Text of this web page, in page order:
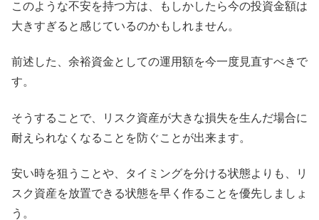
このような不安を持つ方は、もしかしたら今の投資金額は
大きすぎると感じているのかもしれません。
前述した、余裕資金としての運用額を今一度見直すべきで
す。
そうすることで、リスク資産が大きな損失を生んだ場合に
耐えられなくなることを防ぐことが出来ます。
安い時を狙うことや、タイミングを分ける状態よりも、リ
スク資産を放置できる状態を早く作ることを優先しましょ
う。